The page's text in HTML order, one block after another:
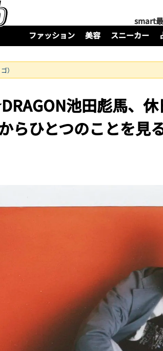
smart
ファッション
美容 スニーカー
）
池田彪馬、
らひとつのことを見